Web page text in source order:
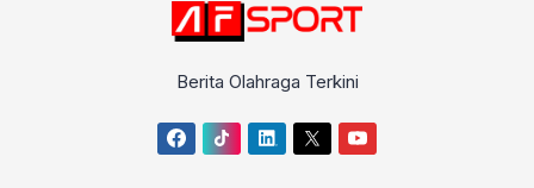
Berita Olahraga Terkini